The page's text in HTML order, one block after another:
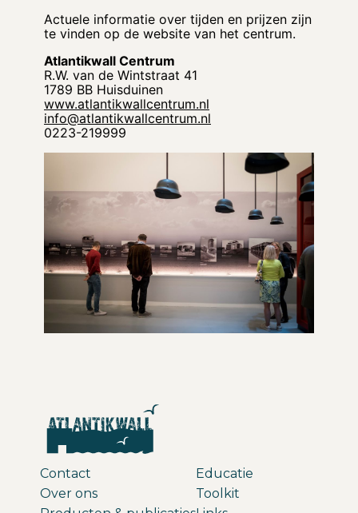
Actuele informatie over tijden en prijzen zijn
te vinden op de website van het centrum.
Atlantikwall Centrum
R.W. van de Wintstraat 41
1789 BB Huisduinen
www.atlantikwallcentrum.nl
info@atlantikwallcentrum.nl
0223-219999
Contact
Over ons
Educatie
Toolkit